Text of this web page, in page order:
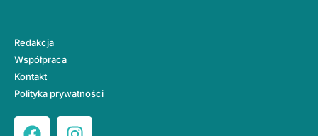
Redakcja
Współpraca
Kontakt
Polityka prywatności